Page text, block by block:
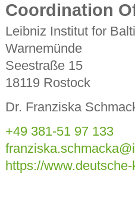
Coordination
Leibniz Institut for
Warnemünde
Seestraße 15
18119 Rostock
Dr. Franziska
+49 381-51 97 133
https://